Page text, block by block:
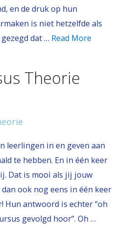
en de druk op hun
is niet hetzelfde als
dat … Read More
Theorie
leerlingen in en geven aan
te hebben. En in één keer
Dat is mooi als jij jouw
ook nog eens in één keer
Hun antwoord is echter “oh
gevolgd hoor”. Oh …